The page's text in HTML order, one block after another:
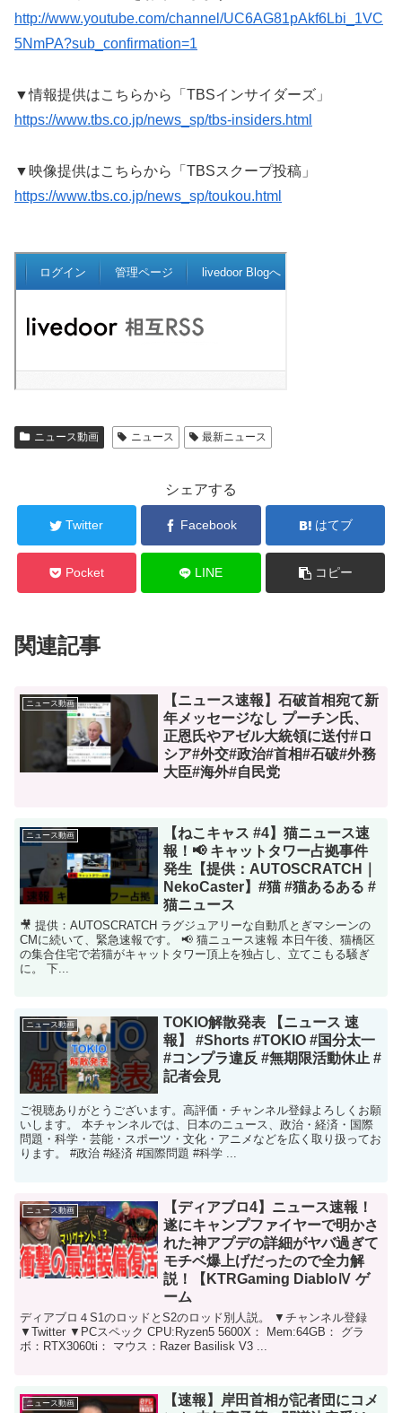
http://www.youtube.com/channel/UC6AG81pAkf6Lbi_1VC
5NmPA?sub_confirmation=1
▼情報提供はこちらから「TBSインサイダーズ」
https://www.tbs.co.jp/news_sp/tbs-insiders.html
▼映像提供はこちらから「TBSスクープ投稿」
https://www.tbs.co.jp/news_sp/toukou.html
ニュース動画 ニュース 最新ニュース
シェアする
Twitter Facebook はてブ
Pocket LINE コピー
関連記事
ニュース動画
【ニュース速報】石破首相宛て新
年メッセージなし プーチン氏、
正恩氏やアゼル大統領に送付#ロ
シア#外交#政治#首相#石破#外務
大臣#海外#自民党
ニュース動画
【ねこキャス #4】猫ニュース速
報！📢 キャットタワー占拠事件
発生【提供：AUTOSCRATCH｜
NekoCaster】#猫 #猫あるある #
猫ニュース
🎥 提供：AUTOSCRATCH ラグジュアリーな自動爪とぎマシーンの
CMに続いて、緊急速報です。 📢 猫ニュース速報 本日午後、猫橋区
の集合住宅で若猫がキャットタワー頂上を独占し、立てこもる騒ぎ
に。 下...
ニュース動画
TOKIO解散発表 【ニュース 速
報】 #Shorts #TOKIO #国分太一
#コンプラ違反 #無期限活動休止 #
記者会見
ご視聴ありがとうございます。高評価・チャンネル登録よろしくお願
いします。 本チャンネルでは、日本のニュース、政治・経済・国際
問題・科学・芸能・スポーツ・文化・アニメなどを広く取り扱ってお
ります。 #政治 #経済 #国際問題 #科学 ...
ニュース動画
【ディアブロ4】ニュース速報！
遂にキャンプファイヤーで明かさ
れた神アプデの詳細がヤバ過ぎて
モチベ爆上げだったので全力解
説！【KTRGaming DiabloⅣ ゲ
ーム
ディアブロ４S1のロッドとS2のロッド別人説。 ▼チャンネル登録
▼Twitter ▼PCスペック CPU:Ryzen5 5600X： Mem:64GB： グラ
ボ：RTX3060ti： マウス：Razer Basilisk V3 ...
ニュース動画
【速報】岸田首相が記者団にコメ